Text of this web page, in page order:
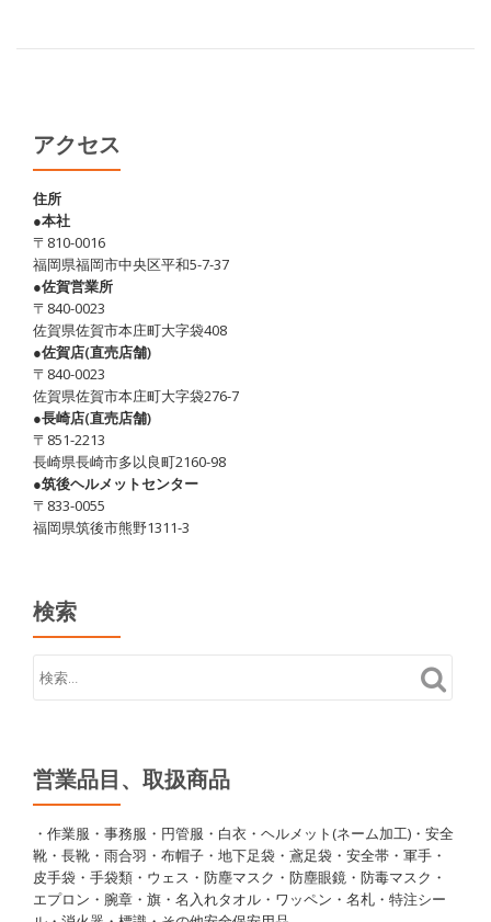
品
アクセス
住所
●本社
〒810-0016
福岡県福岡市中央区平和5-7-37
●佐賀営業所
〒840-0023
佐賀県佐賀市本庄町大字袋408
●佐賀店(直売店舗)
〒840-0023
佐賀県佐賀市本庄町大字袋276-7
●長崎店(直売店舗)
〒851-2213
長崎県長崎市多以良町2160-98
●筑後ヘルメットセンター
〒833-0055
福岡県筑後市熊野1311-3
検索
営業品目、取扱商品
・作業服・事務服・円管服・白衣・ヘルメット(ネーム加工)・安全
靴・長靴・雨合羽・布帽子・地下足袋・鳶足袋・安全帯・軍手・
皮手袋・手袋類・ウェス・防塵マスク・防塵眼鏡・防毒マスク・
エプロン・腕章・旗・名入れタオル・ワッペン・名札・特注シー